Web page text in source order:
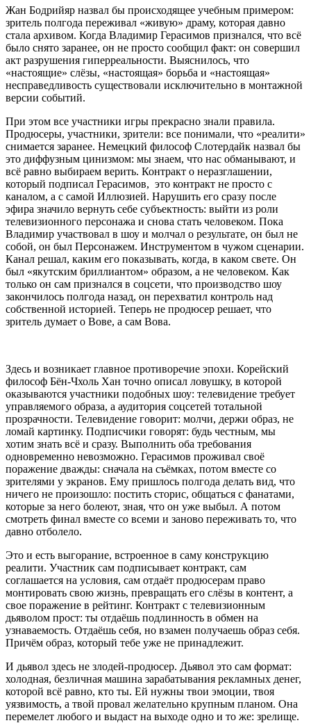
Жан Бодрийяр назвал бы происходящее учебным примером:
зритель полгода переживал «живую» драму, которая давно
стала архивом. Когда Владимир Герасимов признался, что всё
было снято заранее, он не просто сообщил факт: он совершил
акт разрушения гиперреальности. Выяснилось, что
«настоящие» слёзы, «настоящая» борьба и «настоящая»
несправедливость существовали исключительно в монтажной
версии событий.
При этом все участники игры прекрасно знали правила.
Продюсеры, участники, зрители: все понимали, что «реалити»
снимается заранее. Немецкий философ Слотердайк назвал бы
это диффузным цинизмом: мы знаем, что нас обманывают, и
всё равно выбираем верить. Контракт о неразглашении,
который подписал Герасимов, это контракт не просто с
каналом, а с самой Иллюзией. Нарушить его сразу после
эфира значило вернуть себе субъектность: выйти из роли
телевизионного персонажа и снова стать человеком. Пока
Владимир участвовал в шоу и молчал о результате, он был не
собой, он был Персонажем. Инструментом в чужом сценарии.
Канал решал, каким его показывать, когда, в каком свете. Он
был «якутским бриллиантом» образом, а не человеком. Как
только он сам признался в соцсети, что производство шоу
закончилось полгода назад, он перехватил контроль над
собственной историей. Теперь не продюсер решает, что
зритель думает о Вове, а сам Вова.
Здесь и возникает главное противоречие эпохи. Корейский
философ Бён-Чхоль Хан точно описал ловушку, в которой
оказываются участники подобных шоу: телевидение требует
управляемого образа, а аудитория соцсетей тотальной
прозрачности. Телевидение говорит: молчи, держи образ, не
ломай картинку. Подписчики говорят: будь честным, мы
хотим знать всё и сразу. Выполнить оба требования
одновременно невозможно. Герасимов проживал своё
поражение дважды: сначала на съёмках, потом вместе со
зрителями у экранов. Ему пришлось полгода делать вид, что
ничего не произошло: постить сторис, общаться с фанатами,
которые за него болеют, зная, что он уже выбыл. А потом
смотреть финал вместе со всеми и заново переживать то, что
давно отболело.
Это и есть выгорание, встроенное в саму конструкцию
реалити. Участник сам подписывает контракт, сам
соглашается на условия, сам отдаёт продюсерам право
монтировать свою жизнь, превращать его слёзы в контент, а
свое поражение в рейтинг. Контракт с телевизионным
дьяволом прост: ты отдаёшь подлинность в обмен на
узнаваемость. Отдаёшь себя, но взамен получаешь образ себя.
Причём образ, который тебе уже не принадлежит.
И дьявол здесь не злодей-продюсер. Дьявол это сам формат:
холодная, безличная машина зарабатывания рекламных денег,
которой всё равно, кто ты. Ей нужны твои эмоции, твоя
уязвимость, а твой провал желательно крупным планом. Она
перемелет любого и выдаст на выходе одно и то же: зрелище.